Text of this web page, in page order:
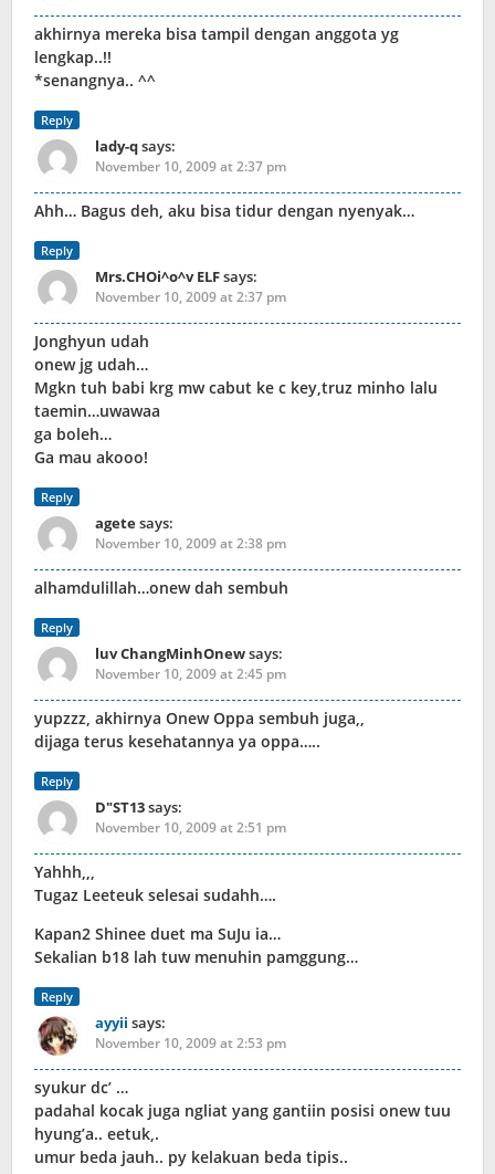
akhirnya mereka bisa tampil dengan anggota yg
lengkap..!!
*senangnya.. ^^
Reply
lady-qsays:
November 10, 2009 at 2:37 pm
Ahh… Bagus deh, aku bisa tidur dengan nyenyak…
Reply
Mrs.CHOi^o^v ELFsays:
November 10, 2009 at 2:37 pm
Jonghyun udah
onew jg udah…
Mgkn tuh babi krg mw cabut ke c key,truz minho lalu
taemin…uwawaa
ga boleh…
Ga mau akooo!
Reply
agetesays:
November 10, 2009 at 2:38 pm
alhamdulillah…onew dah sembuh
Reply
luv ChangMinhOnewsays:
November 10, 2009 at 2:45 pm
yupzzz, akhirnya Onew Oppa sembuh juga,,
dijaga terus kesehatannya ya oppa…..
Reply
D"ST13says:
November 10, 2009 at 2:51 pm
Yahhh,,,
Tugaz Leeteuk selesai sudahh….
Kapan2 Shinee duet ma SuJu ia…
Sekalian b18 lah tuw menuhin pamggung…
Reply
ayyii says:
November 10, 2009 at 2:53 pm
syukur dc’ …
padahal kocak juga ngliat yang gantiin posisi onew tuu
hyung’a.. eetuk,.
umur beda jauh.. py kelakuan beda tipis..